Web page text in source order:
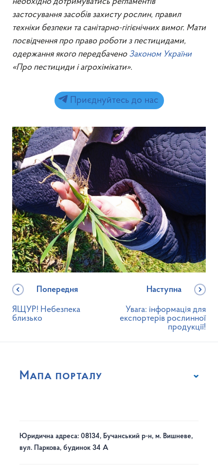
застосування засобів захисту рослин, правил
техніки безпеки та санітарно-гігієнічних вимог. Мати
посвідчення про право роботи з пестицидами,
одержання якого передбачено Законом України
«Про пестициди і агрохімікати».
Приєднуйтесь до нас
Попередня
ЯЩУР! Небезпека
близько
Наступна
Увага: інформація для
експортерів рослинної
продукції!
Мапа порталу
Юридична адреса: 08134, Бучанський р-н, м. Вишневе,
вул. Паркова, будинок 34 А